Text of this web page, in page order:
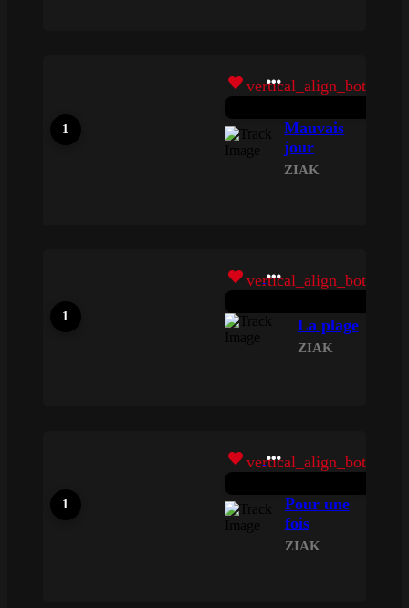
vertical_align_bottom
Mauvais
jour
ZIAK
vertical_align_bottom
La plage
ZIAK
vertical_align_bottom
Pour une
fois
ZIAK